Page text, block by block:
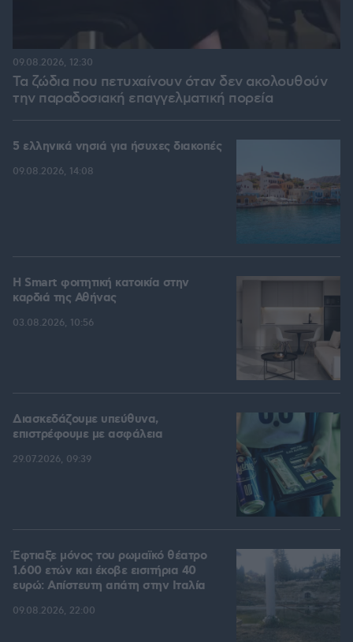
Τα ζώδια που πετυχαίνουν όταν δεν ακολουθούν
την παραδοσιακή επαγγελματική πορεία
09.08.2026, 12:30
5 ελληνικά νησιά για ήσυχες διακοπές
09.08.2026, 14:08
Η Smart φοιτητική κατοικία στην
καρδιά της Αθήνας
03.08.2026, 10:56
Διασκεδάζουμε υπεύθυνα,
επιστρέφουμε με ασφάλεια
29.07.2026, 09:39
Έφτιαξε μόνος του ρωμαϊκό θέατρο
1.600 ετών και έκοβε εισιτήρια 40
ευρώ: Απίστευτη απάτη στην Ιταλία
09.08.2026, 22:00